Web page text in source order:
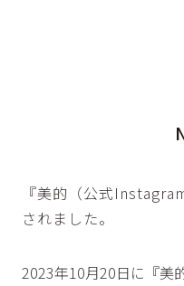
『美的（公式
されました。
2023年10月20日に『美